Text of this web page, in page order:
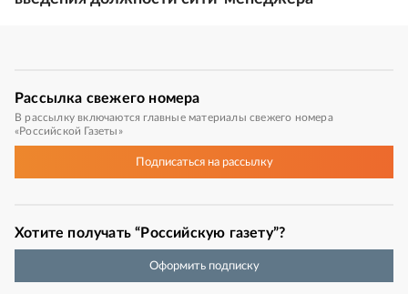
Рассылка свежего номера
В рассылку включаются главные материалы свежего номера
«Российской Газеты»
Подписатьсяна рассылку
Хотите получать “Российскую газету”?
Оформить подписку